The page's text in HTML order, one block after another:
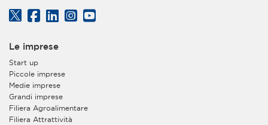
Le imprese
Start up
Piccole imprese
Medie imprese
Grandi imprese
Filiera Agroalimentare
Filiera Attrattività